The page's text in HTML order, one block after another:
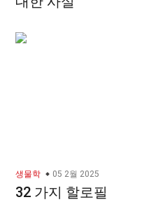
생물학 05 2월 2025
32 가지 할로필